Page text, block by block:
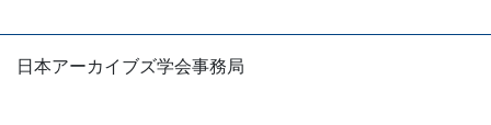
ます
日本アーカイブズ学会事務局